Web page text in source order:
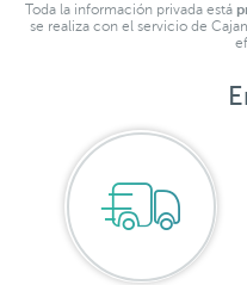
Toda la información privada está
se realiza con el servicio de